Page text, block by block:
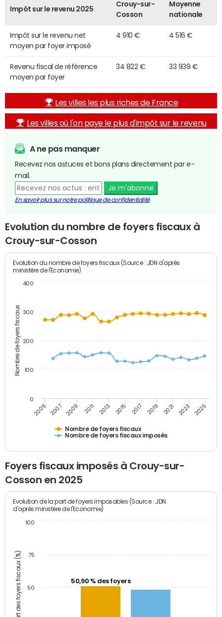
Impôt sur le revenu 2025
Crouy-sur-
Cosson
Moyenne
nationale
Impôt sur le revenu net
moyen par foyer imposé
4 910 € 4 516 €
Revenu fiscal de référence
moyen par foyer
34 822 € 33 939 €
Les villes les plus riches de France
Les villes où l'on paye le plus d'impôt sur le revenu
A ne pas manquer
Recevez nos astuces et bons plans directement par e-
mail.
Je m'abonne
En savoir plus sur notre politique de confidentialité
Evolution du nombre de foyers fiscaux à
Crouy-sur-Cosson
Nombre de foyers fiscaux
Evolution du nombre de foyers fiscaux (Source : JDN d'après
ministère de l'Economie)
Nombre de foyers fiscaux
Nombre de foyers fiscaux imposés
2005 2007 2009 2011 2013 2015 2017 2019 2021 2023 2025
0
100
200
300
400
Foyers fiscaux imposés à Crouy-sur-
Cosson en 2025
Part des foyers fiscaux (%)
Evolution de la part de foyers imposables (Source : JDN
d'après ministère de l'Economie)
50,90 % des foyers
50
75
100